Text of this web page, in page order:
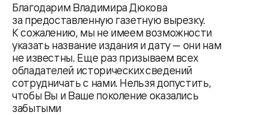
Благодарим Владимира Дюкова
за предоставленную газетную вырезку.
К сожалению, мы не имеем возможности
указать название издания и дату — они нам
не известны. Еще раз призываем всех
обладателей исторических сведений
сотрудничать с нами. Нельзя допустить,
чтобы Вы и Ваше поколение оказались
забытыми